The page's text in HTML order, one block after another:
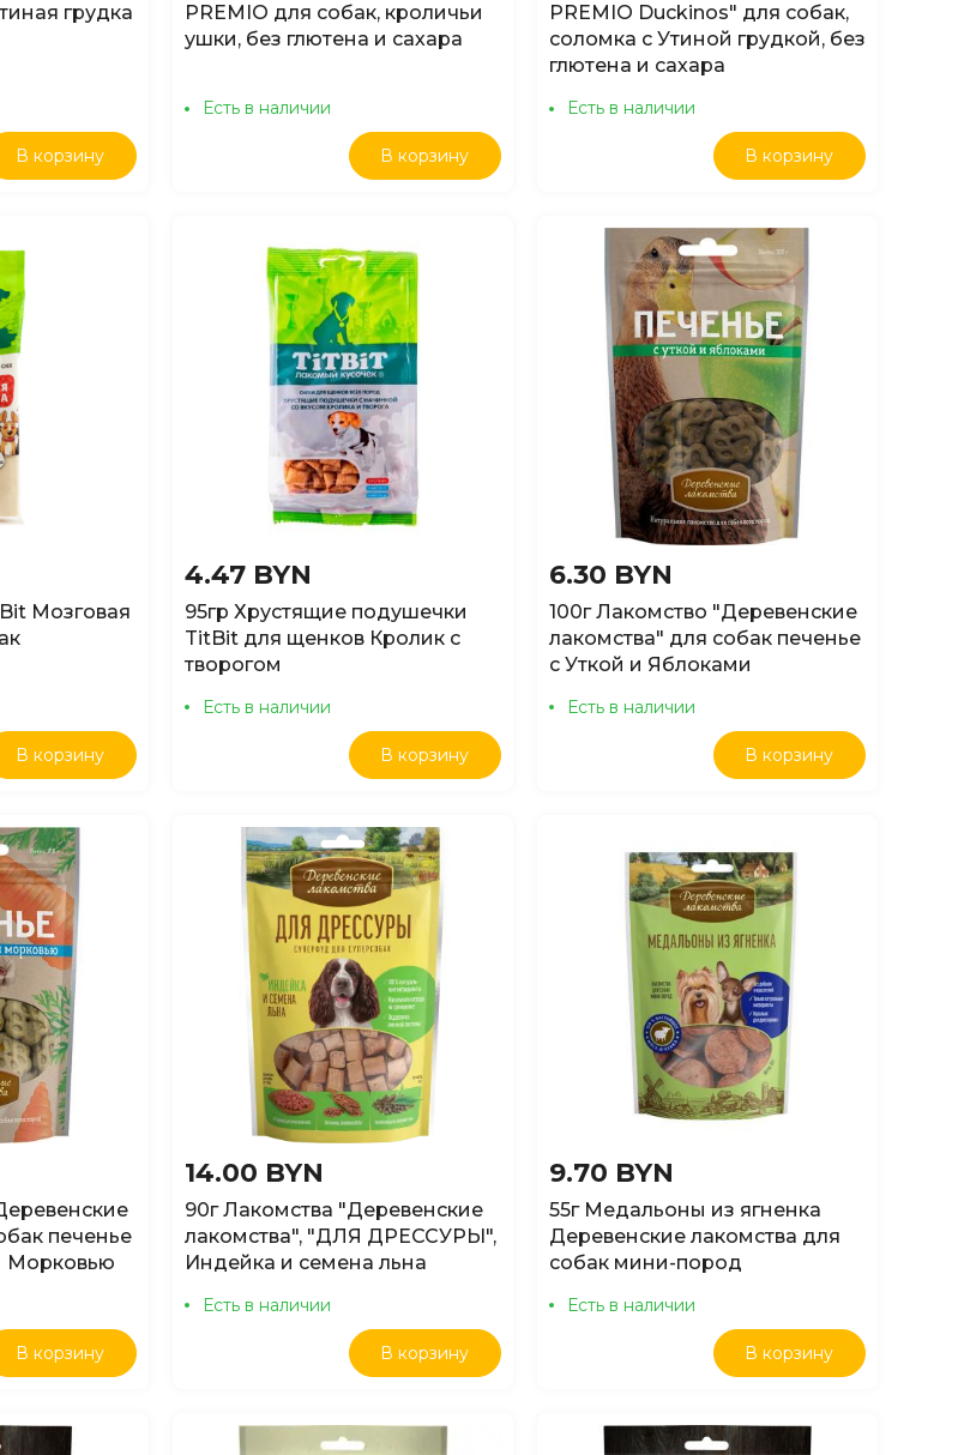
грудка
В корзину
PREMIO для собак, кроличьи
ушки, без глютена и сахара
Есть в наличии
В корзину
PREMIO Duckinos" для собак,
соломка с Утиной грудкой, без
глютена и сахара
Есть в наличии
В корзину
Мозговая
В корзину
4.47 BYN
95гр Хрустящие подушечки
TitBit для щенков Кролик с
творогом
Есть в наличии
В корзину
6.30 BYN
100г Лакомство "Деревенские
лакомства" для собак печенье
с Уткой и Яблоками
Есть в наличии
В корзину
печенье
Морковью
В корзину
14.00 BYN
90г Лакомства "Деревенские
лакомства", "ДЛЯ ДРЕССУРЫ",
Индейка и семена льна
Есть в наличии
В корзину
9.70 BYN
55г Медальоны из ягненка
Деревенские лакомства для
собак мини-пород
Есть в наличии
В корзину